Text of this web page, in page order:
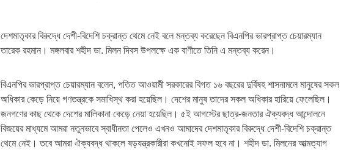
দেশমাতৃকার বিরুদ্ধে দেশী-বিদেশি চক্রান্ত থেমে নেই বলে মন্তব্য করেছেন বিএনপির ভারপ্রাপ্ত চেয়ারম্যান
তারেক রহমান। মঙ্গলবার শহীদ ডা. মিলন দিবস উপলক্ষে এক বাণীতে তিনি এ মন্তব্য করেন।
বিএনপির ভারপ্রাপ্ত চেয়ারম্যান বলেন, পতিত আওয়ামী সরকারের বিগত ১৬ বছরের দুর্বিষহ শাসনামলে মানুষের সকল
অধিকার কেড়ে নিয়ে গণতন্ত্রকে সমাধিস্থ করা হয়েছিল। দেশের মানুষ তাদের সকল অধিকার হারিয়ে ফেলেছিল।
জনগণের কাছ থেকে দেশের মালিকানা কেড়ে নেয়া হয়েছিল। ৫ই আগস্টের ছাত্র-জনতার ঐক্যবদ্ধ আন্দোলনে
বিজয়ের মাধ্যমে আমরা নতুনভাবে স্বাধীনতা পেলেও এখনও আমাদের দেশমাতৃকার বিরুদ্ধে দেশী-বিদেশি চক্রান্ত
থেমে নেই। তবে আমরা ঐক্যবদ্ধ থাকলে ষড়যন্ত্রকারীরা কখনোই সফল হবে না। শহীদ ডা. মিলনের আত্মত্যাগ